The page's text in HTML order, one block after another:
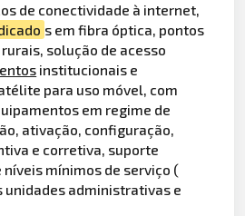
de conectividade à internet,
s em fibra óptica, pontos
solução de acesso
institucionais e
para uso móvel, com
em regime de
ativação, configuração,
e corretiva, suporte
níveis mínimos de serviço (
unidades administrativas e